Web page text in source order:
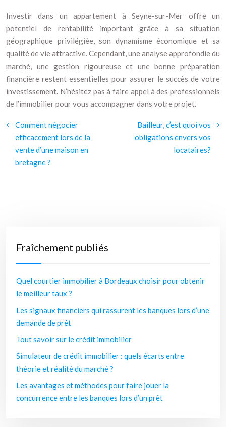
Investir dans un appartement à Seyne-sur-Mer offre un
potentiel de rentabilité important grâce à sa situation
géographique privilégiée, son dynamisme économique et sa
qualité de vie attractive. Cependant, une analyse approfondie du
marché, une gestion rigoureuse et une bonne préparation
financière restent essentielles pour assurer le succès de votre
investissement. N’hésitez pas à faire appel à des professionnels
de l’immobilier pour vous accompagner dans votre projet.
Comment négocier
efficacement lors de la
vente d’une maison en
bretagne ?
Bailleur, c’est quoi vos
obligations envers vos
locataires?
Fraîchement publiés
Quel courtier immobilier à Bordeaux choisir pour obtenir
le meilleur taux ?
Les signaux financiers qui rassurent les banques lors d’une
demande de prêt
Tout savoir sur le crédit immobilier
Simulateur de crédit immobilier : quels écarts entre
théorie et réalité du marché ?
Les avantages et méthodes pour faire jouer la
concurrence entre les banques lors d’un prêt